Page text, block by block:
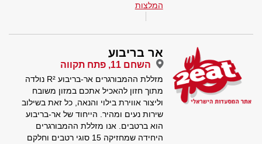
המלצות
אר בריבוע
השחם 11, פתח תקווה
מזללת ההמבורגרים אר-בריבוע R² נולדה
מתוך חזון להאכיל אתכם במזון משובח
וליצור אווירת בילוי והנאה, כל זאת בשילוב
שירות נעים ומהיר. הייחוד של אר-בריבוע
הוא ברטבים. אנו מזללת ההמבורגרים
היחידה שמחזיקה 15 סוגי רטבים וחלקם